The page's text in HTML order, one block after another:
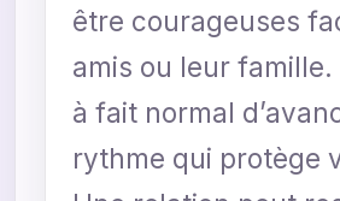
être courageuses
amis ou leur
à fait normal
rythme qui protège